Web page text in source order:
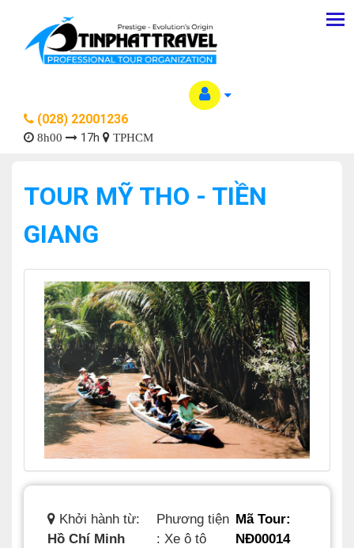
(028) 22001236
8h00 17h TPHCM
TOUR MỸ THO - TIỀN
GIANG
Khởi hành từ:
Hồ Chí Minh
Phương tiện
: Xe ô tô
Mã Tour:
NĐ00014